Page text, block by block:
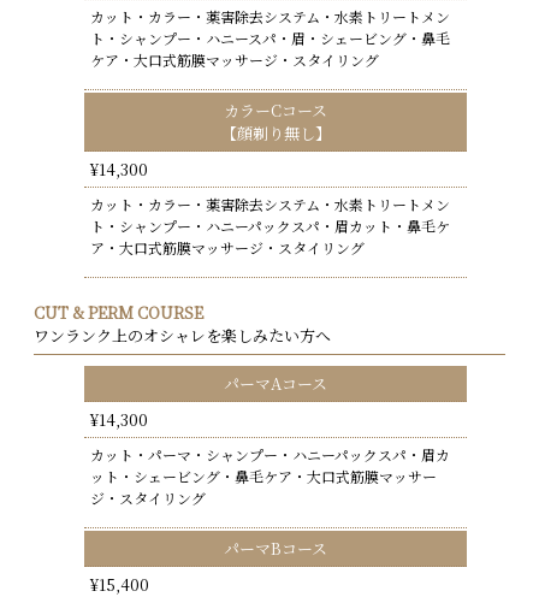
カット・カラー・薬害除去システム・水素トリートメン
ト・シャンプー・ハニースパ・眉・シェービング・鼻毛
ケア・大口式筋膜マッサージ・スタイリング
カラーCコース
【顔剃り無し】
¥14,300
カット・カラー・薬害除去システム・水素トリートメン
ト・シャンプー・ハニーパックスパ・眉カット・鼻毛ケ
ア・大口式筋膜マッサージ・スタイリング
CUT & PERM COURSE
ワンランク上のオシャレを楽しみたい方へ
パーマAコース
¥14,300
カット・パーマ・シャンプー・ハニーパックスパ・眉カ
ット・シェービング・鼻毛ケア・大口式筋膜マッサー
ジ・スタイリング
パーマBコース
¥15,400